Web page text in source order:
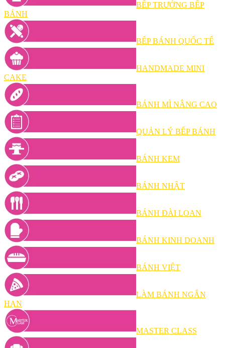
BẾP TRƯỞNG BẾP
BÁNH
BẾP BÁNH QUỐC TẾ
HANDMADE MINI
CAKE
BÁNH MÌ NÂNG CAO
QUẢN LÝ BẾP BÁNH
BÁNH KEM
BÁNH NHẬT
BÁNH ĐÀI LOAN
BÁNH KINH DOANH
BÁNH VIỆT
LÀM BÁNH NGẮN
HẠN
MASTER CLASS